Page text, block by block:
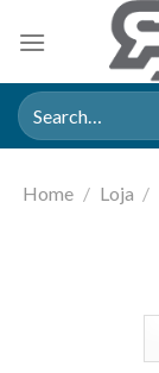
Search
for:
Home / Loja /